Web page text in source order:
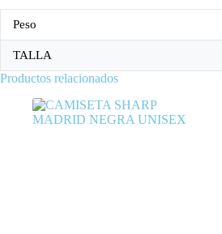
Peso
TALLA
Productos relacionados